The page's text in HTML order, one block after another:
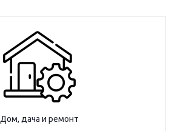
Дом, дача и ремонт